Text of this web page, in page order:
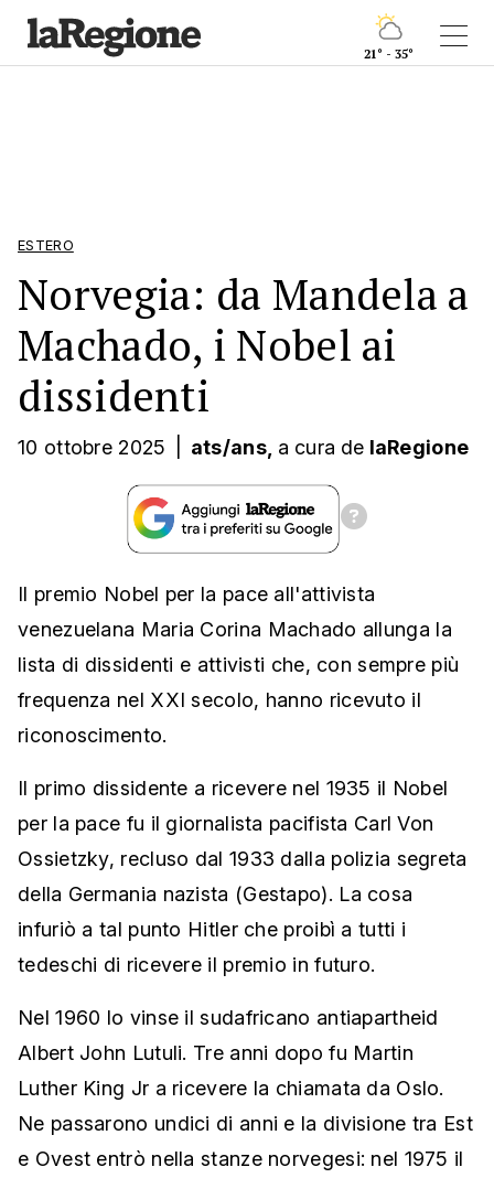
21° - 35°
ESTERO
Norvegia: da Mandela a
Machado, i Nobel ai
dissidenti
10 ottobre 2025 ats/ans, a cura de laRegione
Il premio Nobel per la pace all'attivista
venezuelana Maria Corina Machado allunga la
lista di dissidenti e attivisti che, con sempre più
frequenza nel XXI secolo, hanno ricevuto il
riconoscimento.
Il primo dissidente a ricevere nel 1935 il Nobel
per la pace fu il giornalista pacifista Carl Von
Ossietzky, recluso dal 1933 dalla polizia segreta
della Germania nazista (Gestapo). La cosa
infuriò a tal punto Hitler che proibì a tutti i
tedeschi di ricevere il premio in futuro.
Nel 1960 lo vinse il sudafricano antiapartheid
Albert John Lutuli. Tre anni dopo fu Martin
Luther King Jr a ricevere la chiamata da Oslo.
Ne passarono undici di anni e la divisione tra Est
e Ovest entrò nella stanze norvegesi: nel 1975 il